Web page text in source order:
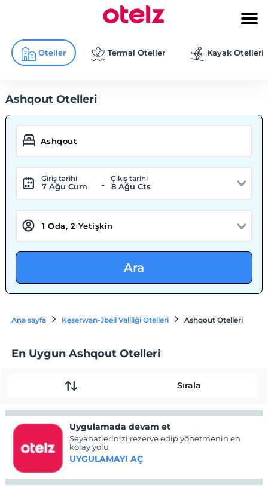
Oteller Termal Oteller Kayak Otelleri
Ashqout Otelleri
Giriş tarihi
7 Ağu Cum -
Çıkış tarihi
8 Ağu Cts
Ara
Ana sayfa Keserwan-Jbeil Valiliği Otelleri Ashqout Otelleri
En Uygun Ashqout Otelleri
Sırala
Uygulamada devam et
Seyahatlerinizi rezerve edip yönetmenin en
kolay yolu
UYGULAMAYI AÇ